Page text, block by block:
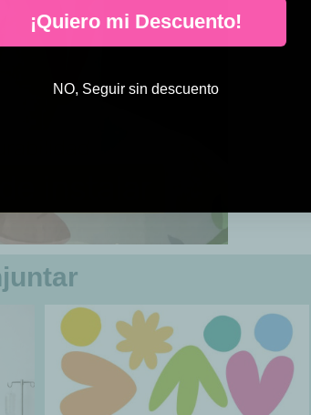
¡Quiero mi Descuento!
NO, Seguir sin descuento